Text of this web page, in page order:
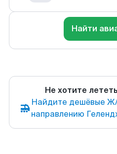
Найти
Не хотите
Найдите дешёвые
направлению